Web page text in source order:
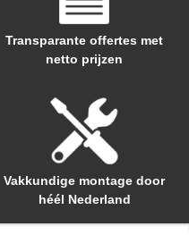
Transparante offertes met
netto prijzen
Vakkundige montage door
héél Nederland